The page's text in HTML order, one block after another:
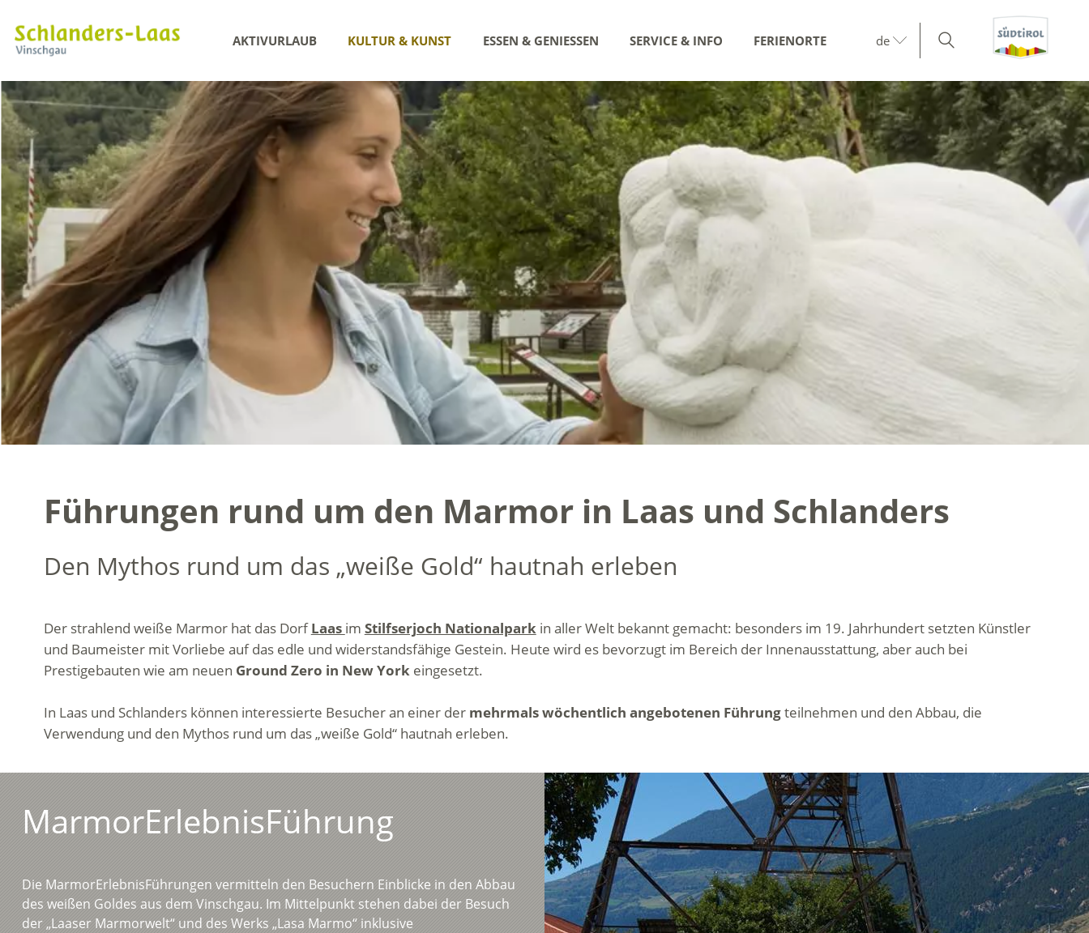
AKTIVURLAUB KULTUR & KUNST ESSEN & GENIESSEN SERVICE & INFO FERIENORTE de
Führungen rund um den Marmor in Laas und Schlanders
Den Mythos rund um das „weiße Gold“ hautnah erleben
Der strahlend weiße Marmor hat das DorfLaas im Stilfserjoch Nationalparkin aller Welt bekannt gemacht: besonders im 19. Jahrhundert setzten Künstler
und Baumeister mit Vorliebe auf das edle und widerstandsfähige Gestein. Heute wird es bevorzugt im Bereich der Innenausstattung, aber auch bei
Prestigebauten wie am neuen Ground Zero in New York eingesetzt.
In Laas und Schlanders können interessierte Besucher an einer der mehrmals wöchentlich angebotenen Führungteilnehmen und den Abbau, die
Verwendung und den Mythos rund um das „weiße Gold“ hautnah erleben.
MarmorErlebnisFührung
Die MarmorErlebnisFührungen vermitteln den Besuchern Einblicke in den Abbau
des weißen Goldes aus dem Vinschgau. Im Mittelpunkt stehen dabei der Besuch
der „Laaser Marmorwelt“ und des Werks „Lasa Marmo“ inklusive